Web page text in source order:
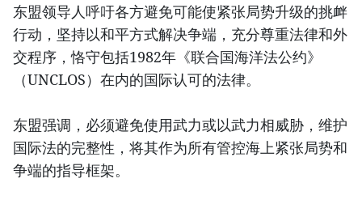
东盟领导人呼吁各方避免可能使紧张局势升级的挑衅
行动，坚持以和平方式解决争端，充分尊重法律和外
交程序，恪守包括1982年《联合国海洋法公约》
（UNCLOS）在内的国际认可的法律。
东盟强调，必须避免使用武力或以武力相威胁，维护
国际法的完整性，将其作为所有管控海上紧张局势和
争端的指导框架。